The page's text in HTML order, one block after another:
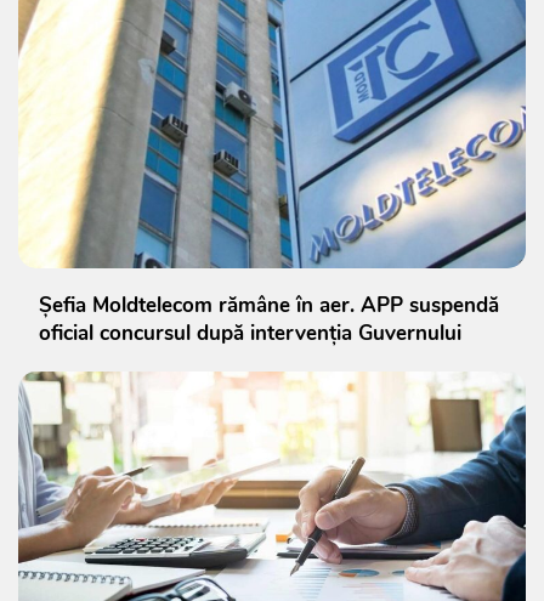
Șefia Moldtelecom rămâne în aer. APP suspendă
oficial concursul după intervenția Guvernului